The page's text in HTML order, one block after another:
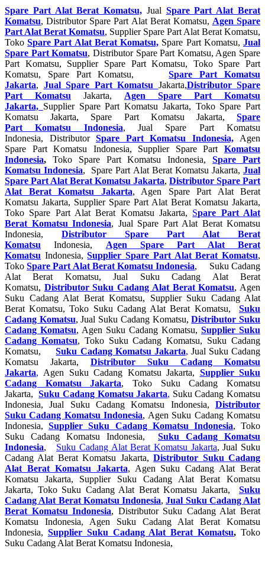
Spare Part Alat Berat Komatsu, Jual Spare Part Alat Berat
Komatsu, Distributor Spare Part Alat Berat Komatsu, Agen Spare
Part Alat Berat Komatsu, Supplier Spare Part Alat Berat Komatsu,
TokoSpare Part Alat Berat Komatsu, Spare Part Komatsu,Jual
Spare Part Komatsu, Distributor Spare Part Komatsu, Agen Spare
Part Komatsu, Supplier Spare Part Komatsu, Toko Spare Part
Komatsu, Spare Part Komatsu,Spare Part Komatsu
Jakarta, Jual Spare Part Komatsu Jakarta,Distributor Spare
Part Komatsu Jakarta, Agen Spare Part Komatsu
Jakarta, Supplier Spare Part Komatsu Jakarta, Toko Spare Part
Komatsu Jakarta, Spare Part Komatsu Jakarta, Spare
Part Komatsu Indonesia, Jual Spare Part Komatsu
Indonesia, Distributor Spare Part Komatsu Indonesia,Agen
Spare Part Komatsu Indonesia, Supplier Spare Part Komatsu
Indonesia, Toko Spare Part Komatsu Indonesia,Spare Part
Komatsu Indonesia, Spare Part Alat Berat Komatsu Jakarta,Jual
Spare Part Alat Berat Komatsu Jakarta, Distributor Spare Part
Alat Berat Komatsu Jakarta, Agen Spare Part Alat Berat
Komatsu Jakarta, Supplier Spare Part Alat Berat Komatsu Jakarta,
Toko Spare Part Alat Berat Komatsu Jakarta, Spare Part Alat
Berat Komatsu Indonesia, Jual Spare Part Alat Berat Komatsu
Indonesia, Distributor Spare Part Alat Berat
Komatsu Indonesia, Agen Spare Part Alat Berat
Komatsu Indonesia,Supplier Spare Part Alat Berat Komatsu,
TokoSpare Part Alat Berat Komatsu Indonesia, Suku Cadang
Alat Berat Komatsu, Jual Suku Cadang Alat Berat
Komatsu, Distributor Suku Cadang Alat Berat Komatsu, Agen
Suku Cadang Alat Berat Komatsu, Supplier Suku Cadang Alat
Berat Komatsu, Toko Suku Cadang Alat Berat Komatsu, Suku
Cadang Komatsu, Jual Suku Cadang Komatsu,Distributor Suku
Cadang Komatsu, Agen Suku Cadang Komatsu, Supplier Suku
Cadang Komatsu, Toko Suku Cadang Komatsu, Suku Cadang
Komatsu,Suku Cadang Komatsu Jakarta, Jual Suku Cadang
Komatsu Jakarta, Distributor Suku Cadang Komatsu
Jakarta, Agen Suku Cadang Komatsu Jakarta, Supplier Suku
Cadang Komatsu Jakarta, Toko Suku Cadang Komatsu
Jakarta,Suku Cadang Komatsu Jakarta, Suku Cadang Komatsu
Indonesia, Jual Suku Cadang Komatsu Indonesia, Distributor
Suku Cadang Komatsu Indonesia, Agen Suku Cadang Komatsu
Indonesia,Supplier Suku Cadang Komatsu Indonesia, Toko
Suku Cadang Komatsu Indonesia, Suku Cadang Komatsu
Indonesia, Suku Cadang Alat Berat Komatsu Jakarta, Jual Suku
Cadang Alat Berat Komatsu Jakarta,Distributor Suku Cadang
Alat Berat Komatsu Jakarta, Agen Suku Cadang Alat Berat
Komatsu Jakarta, Supplier Suku Cadang Alat Berat Komatsu
Jakarta, Toko Suku Cadang Alat Berat Komatsu Jakarta, Suku
Cadang Alat Berat Komatsu Indonesia,Jual Suku Cadang Alat
Berat Komatsu Indonesia, Distributor Suku Cadang Alat Berat
Komatsu Indonesia, Agen Suku Cadang Alat Berat Komatsu
Indonesia, Supplier Suku Cadang Alat Berat Komatsu, Toko
Suku Cadang Alat Berat Komatsu Indonesia,